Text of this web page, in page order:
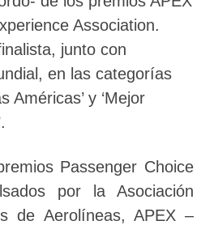
Association.
junto con
en las categorías
Américas’ y ‘Mejor
Passenger Choice
por la Asociación
de Aerolíneas, APEX –